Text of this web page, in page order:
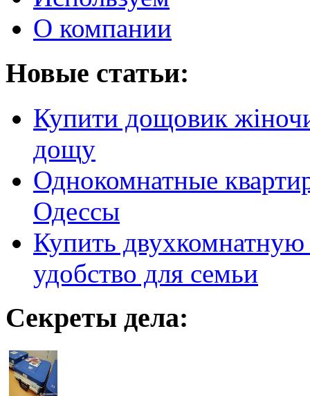
О компании
Новые статьи:
Купити дощовик
дощу
Однокомнатные
Одессы
Купить
удобство для семьи
Секреты дела: